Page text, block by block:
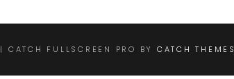
| CATCH FULLSCREEN PRO BY CATCH THEMES